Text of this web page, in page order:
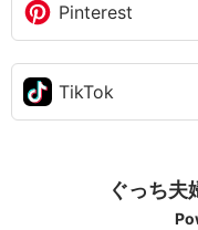
Pinterest
TikTok
ぐっち夫